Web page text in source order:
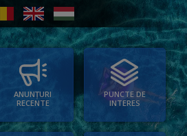
ANUNȚURI
RECENTE
PUNCTE DE
INTERES